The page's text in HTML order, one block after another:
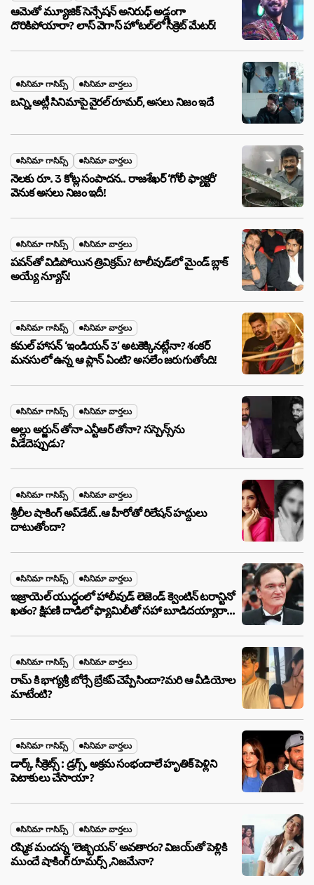
ఆమెతో మ్యూజిక్ సెన్సేషన్ అనిరుధ్ అడ్డంగా
దొరికిపోయారా? లాస్ వెగాస్ హోటల్‌లో సీక్రెట్ మేటర్!
సినిమా గాసిప్స్ సినిమా వార్తలు
బన్ని,అట్లీ సినిమాపై వైరల్ రూమర్, అసలు నిజం ఇదే
సినిమా గాసిప్స్ సినిమా వార్తలు
నెలకు రూ. 3 కోట్ల సంపాదన.. రాజశేఖర్ ‘గోలీ ఫ్యాక్టరీ’
వెనుక అసలు నిజం ఇదీ!
సినిమా గాసిప్స్ సినిమా వార్తలు
పవన్‌తో విడిపోయిన త్రివిక్రమ్? టాలీవుడ్‌లో మైండ్ బ్లాక్
అయ్యే న్యూస్!
సినిమా గాసిప్స్ సినిమా వార్తలు
కమల్ హాసన్ ‘ఇండియన్ 3’ అటకెక్కినట్లేనా? శంకర్
మనసులో ఉన్న ఆ ప్లాన్ ఏంటి? అసలేం జరుగుతోంది!
సినిమా గాసిప్స్ సినిమా వార్తలు
అల్లు అర్జున్ తోనా ఎన్టీఆర్ తోనా? సస్పెన్స్‌ను
వీడేదెప్పుడు?
సినిమా గాసిప్స్ సినిమా వార్తలు
శ్రీలీల షాకింగ్ అప్‌డేట్..ఆ హీరోతో రిలేషన్ హద్దులు
దాటుతోందా?
సినిమా గాసిప్స్ సినిమా వార్తలు
ఇజ్రాయెల్ యుద్ధంలో హాలీవుడ్ లెజెండ్ క్వెంటిన్ టరాన్టినో
ఖతం? క్షిపణి దాడిలో ఫ్యామిలీతో సహా బూడిదయ్యారా?
సినిమా గాసిప్స్ సినిమా వార్తలు
రామ్ కి భాగ్యశ్రీ బోర్సే బ్రేకప్ చెప్పేసిందా?మరి ఆ వీడియోల
మాటేంటి?
సినిమా గాసిప్స్ సినిమా వార్తలు
డార్క్ సీక్రెట్స్ : డ్రగ్స్, అక్రమ సంభందాలే హృతిక్ పెళ్లిని
పెటాకులు చేసాయా?
సినిమా గాసిప్స్ సినిమా వార్తలు
రష్మిక మందన్న ‘లెజ్బియన్’ అవతారం? విజయ్‌తో పెళ్లికి
ముందే షాకింగ్ రూమర్స్ ,నిజమేనా?